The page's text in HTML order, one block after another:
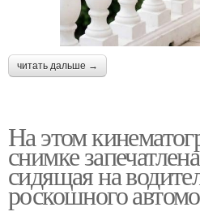
читать дальше →
На этом
снимке
сидящая на
роскошного